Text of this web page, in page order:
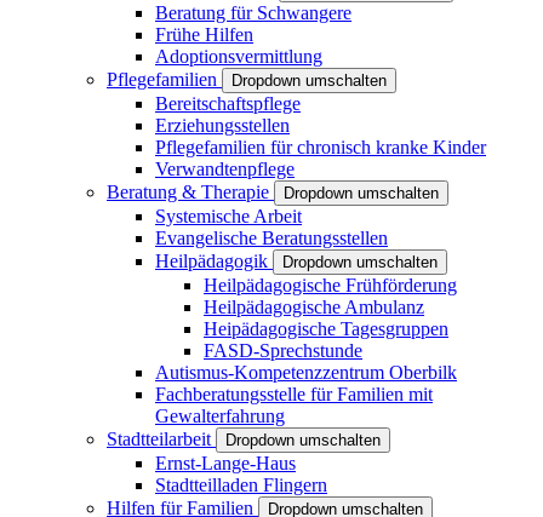
Beratung für Schwangere
Frühe Hilfen
Adoptionsvermittlung
Pflegefamilien
Dropdown umschalten
Bereitschaftspflege
Erziehungsstellen
Pflegefamilien für chronisch kranke Kinder
Verwandtenpflege
Beratung & Therapie
Dropdown umschalten
Systemische Arbeit
Evangelische Beratungsstellen
Heilpädagogik
Dropdown umschalten
Heilpädagogische Frühförderung
Heilpädagogische Ambulanz
Heipädagogische Tagesgruppen
FASD-Sprechstunde
Autismus-Kompetenzzentrum Oberbilk
Fachberatungsstelle für Familien mit
Gewalterfahrung
Stadtteilarbeit
Dropdown umschalten
Ernst-Lange-Haus
Stadtteilladen Flingern
Hilfen für Familien
Dropdown umschalten